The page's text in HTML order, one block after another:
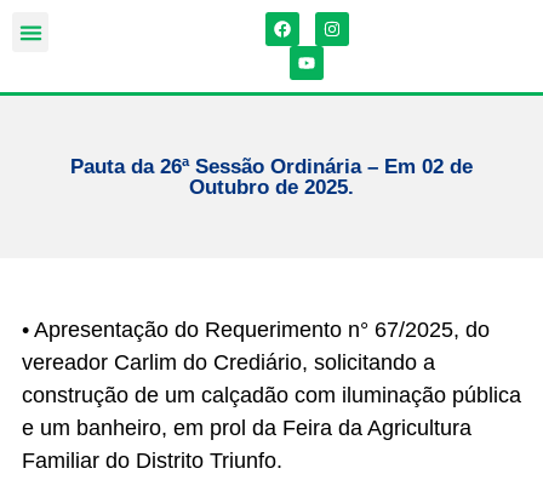
Pauta da 26ª Sessão Ordinária – Em 02 de
Outubro de 2025.
• Apresentação do Requerimento n° 67/2025, do
vereador Carlim do Crediário, solicitando a
construção de um calçadão com iluminação pública
e um banheiro, em prol da Feira da Agricultura
Familiar do Distrito Triunfo.